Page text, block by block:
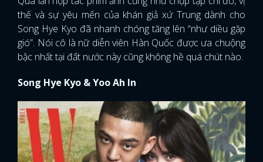
thế và sự yêu mến của khán giả xứ Trung dành cho
Song Hye Kyo đã nhanh chóng tăng lên “như diều gặp
gió”. Nói cô là nữ diễn viên Hàn Quốc được ưa chuộng
bậc nhất tại đất nước này cũng không hề quá chút nào.
Song Hye Kyo & Yoo Ah In